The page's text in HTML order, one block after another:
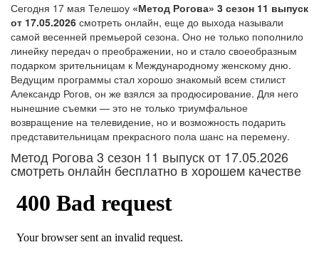
Сегодня 17 мая Телешоу «Метод Рогова» 3 сезон 11 выпуск
от 17.05.2026 смотреть онлайн, еще до выхода называли
самой весенней премьерой сезона. Оно не только пополнило
линейку передач о преображении, но и стало своеобразным
подарком зрительницам к Международному женскому дню.
Ведущим программы стал хорошо знакомый всем стилист
Александр Рогов, он же взялся за продюсирование. Для него
нынешние съемки — это не только триумфальное
возвращение на телевидение, но и возможность подарить
представительницам прекрасного пола шанс на перемену.
Метод Рогова 3 сезон 11 выпуск от 17.05.2026
смотреть онлайн бесплатно в хорошем качестве